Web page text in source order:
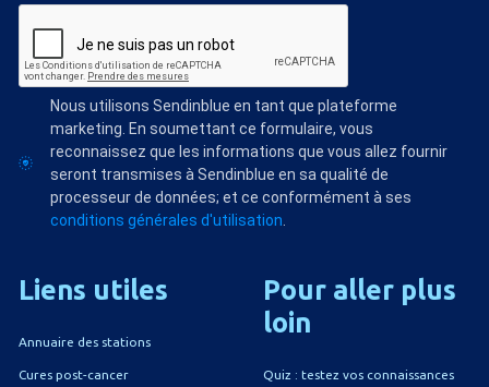
Nous utilisons Sendinblue en tant que plateforme
marketing. En soumettant ce formulaire, vous
reconnaissez que les informations que vous allez fournir
seront transmises à Sendinblue en sa qualité de
processeur de données; et ce conformément à ses
conditions générales d'utilisation
Liens utiles
Annuaire des stations
Cures post-cancer
Pour aller plus
loin
Quiz : testez vos connaissances